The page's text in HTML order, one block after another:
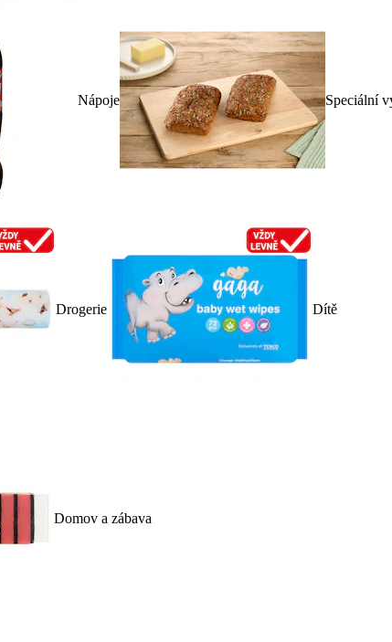
Nápoje Speciální
Drogerie Dítě
Domov a zábava